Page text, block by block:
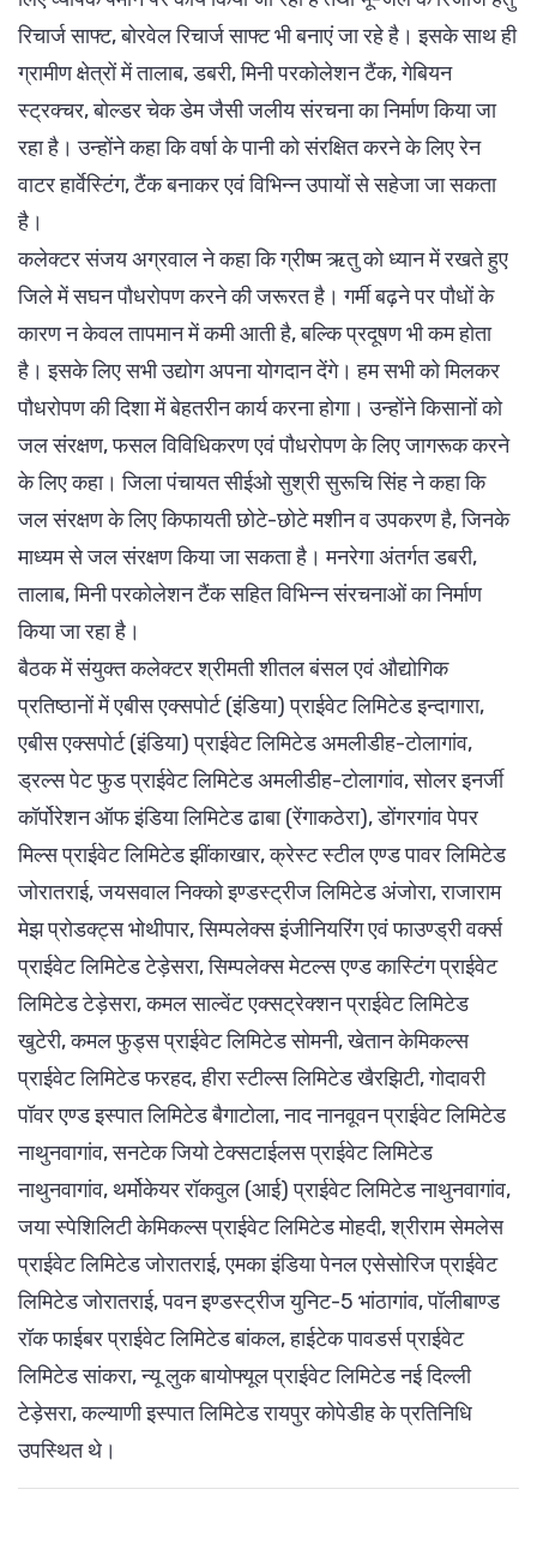
रिचार्ज साफ्ट, बोरवेल रिचार्ज साफ्ट भी बनाएं जा रहे है। इसके साथ ही
ग्रामीण क्षेत्रों में तालाब, डबरी, मिनी परकोलेशन टैंक, गेबियन
स्ट्रक्चर, बोल्डर चेक डेम जैसी जलीय संरचना का निर्माण किया जा
रहा है। उन्होंने कहा कि वर्षा के पानी को संरक्षित करने के लिए रेन
वाटर हार्वेस्टिंग, टैंक बनाकर एवं विभिन्न उपायों से सहेजा जा सकता
है।
कलेक्टर संजय अग्रवाल ने कहा कि ग्रीष्म ऋतु को ध्यान में रखते हुए
जिले में सघन पौधरोपण करने की जरूरत है। गर्मी बढ़ने पर पौधों के
कारण न केवल तापमान में कमी आती है, बल्कि प्रदूषण भी कम होता
है। इसके लिए सभी उद्योग अपना योगदान देंगे। हम सभी को मिलकर
पौधरोपण की दिशा में बेहतरीन कार्य करना होगा। उन्होंने किसानों को
जल संरक्षण, फसल विविधिकरण एवं पौधरोपण के लिए जागरूक करने
के लिए कहा। जिला पंचायत सीईओ सुश्री सुरूचि सिंह ने कहा कि
जल संरक्षण के लिए किफायती छोटे-छोटे मशीन व उपकरण है, जिनके
माध्यम से जल संरक्षण किया जा सकता है। मनरेगा अंतर्गत डबरी,
तालाब, मिनी परकोलेशन टैंक सहित विभिन्न संरचनाओं का निर्माण
किया जा रहा है।
बैठक में संयुक्त कलेक्टर श्रीमती शीतल बंसल एवं औद्योगिक
प्रतिष्ठानों में एबीस एक्सपोर्ट (इंडिया) प्राईवेट लिमिटेड इन्दागारा,
एबीस एक्सपोर्ट (इंडिया) प्राईवेट लिमिटेड अमलीडीह-टोलागांव,
ड्रल्स पेट फुड प्राईवेट लिमिटेड अमलीडीह-टोलागांव, सोलर इनर्जी
कॉर्पोरेशन ऑफ इंडिया लिमिटेड ढाबा (रेंगाकठेरा), डोंगरगांव पेपर
मिल्स प्राईवेट लिमिटेड झींकाखार, क्रेस्ट स्टील एण्ड पावर लिमिटेड
जोरातराई, जयसवाल निक्को इण्डस्ट्रीज लिमिटेड अंजोरा, राजाराम
मेझ प्रोडक्ट्स भोथीपार, सिम्पलेक्स इंजीनियरिंग एवं फाउण्ड्री वर्क्स
प्राईवेट लिमिटेड टेड़ेसरा, सिम्पलेक्स मेटल्स एण्ड कास्टिंग प्राईवेट
लिमिटेड टेड़ेसरा, कमल साल्वेंट एक्सट्रेक्शन प्राईवेट लिमिटेड
खुटेरी, कमल फुड्स प्राईवेट लिमिटेड सोमनी, खेतान केमिकल्स
प्राईवेट लिमिटेड फरहद, हीरा स्टील्स लिमिटेड खैरझिटी, गोदावरी
पॉवर एण्ड इस्पात लिमिटेड बैगाटोला, नाद नानवूवन प्राईवेट लिमिटेड
नाथुनवागांव, सनटेक जियो टेक्सटाईलस प्राईवेट लिमिटेड
नाथुनवागांव, थर्मोकेयर रॉकवुल (आई) प्राईवेट लिमिटेड नाथुनवागांव,
जया स्पेशिलिटी केमिकल्स प्राईवेट लिमिटेड मोहदी, श्रीराम सेमलेस
प्राईवेट लिमिटेड जोरातराई, एमका इंडिया पेनल एसेसोरिज प्राईवेट
लिमिटेड जोरातराई, पवन इण्डस्ट्रीज युनिट-5 भांठागांव, पॉलीबाण्ड
रॉक फाईबर प्राईवेट लिमिटेड बांकल, हाईटेक पावडर्स प्राईवेट
लिमिटेड सांकरा, न्यू लुक बायोफ्यूल प्राईवेट लिमिटेड नई दिल्ली
टेड़ेसरा, कल्याणी इस्पात लिमिटेड रायपुर कोपेडीह के प्रतिनिधि
उपस्थित थे।